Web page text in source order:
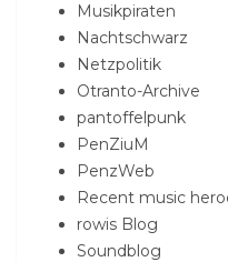
Musikpiraten
Nachtschwarz
Netzpolitik
Otranto-Archive
pantoffelpunk
PenZiuM
PenzWeb
Recent music
rowis Blog
Soundblog